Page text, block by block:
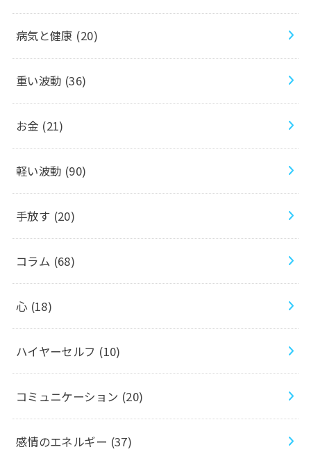
病気と健康 (20)
重い波動 (36)
お金 (21)
軽い波動 (90)
手放す (20)
コラム (68)
心 (18)
ハイヤーセルフ (10)
コミュニケーション (20)
感情のエネルギー (37)